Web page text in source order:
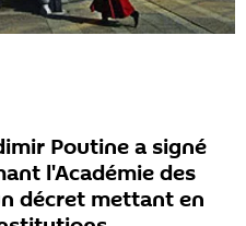
Poutine a signé
l'Académie des
décret mettant en